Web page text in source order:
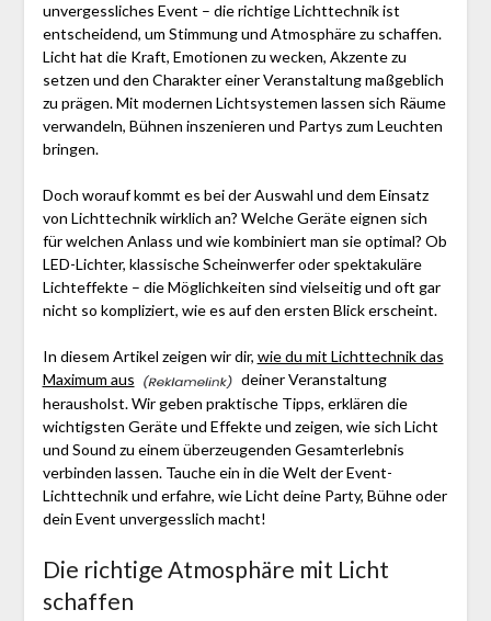
unvergessliches Event – die richtige Lichttechnik ist
entscheidend, um Stimmung und Atmosphäre zu schaffen.
Licht hat die Kraft, Emotionen zu wecken, Akzente zu
setzen und den Charakter einer Veranstaltung maßgeblich
zu prägen. Mit modernen Lichtsystemen lassen sich Räume
verwandeln, Bühnen inszenieren und Partys zum Leuchten
bringen.
Doch worauf kommt es bei der Auswahl und dem Einsatz
von Lichttechnik wirklich an? Welche Geräte eignen sich
für welchen Anlass und wie kombiniert man sie optimal? Ob
LED-Lichter, klassische Scheinwerfer oder spektakuläre
Lichteffekte – die Möglichkeiten sind vielseitig und oft gar
nicht so kompliziert, wie es auf den ersten Blick erscheint.
In diesem Artikel zeigen wir dir, wie du mit Lichttechnik das
Maximum aus
deiner Veranstaltung
herausholst. Wir geben praktische Tipps, erklären die
wichtigsten Geräte und Effekte und zeigen, wie sich Licht
und Sound zu einem überzeugenden Gesamterlebnis
verbinden lassen. Tauche ein in die Welt der Event-
Lichttechnik und erfahre, wie Licht deine Party, Bühne oder
dein Event unvergesslich macht!
Die richtige Atmosphäre mit Licht
schaffen